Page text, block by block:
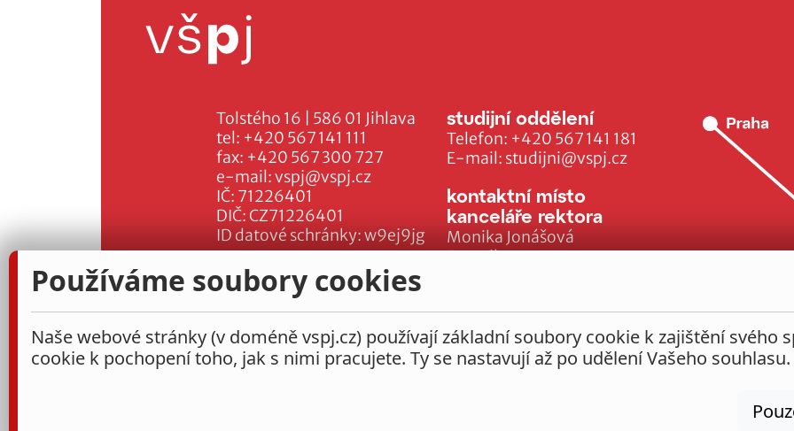
Tolstého 16 | 586 01 Jihlava
tel: +420 567 141 111
fax: +420 567 300 727
e-mail:vspj@vspj.cz
IČ: 71226401
DIČ: CZ71226401
ID datové schránky: w9ej9jg
studijní oddělení
Telefon: +420 567 141 181
E-mail: studijni@vspj.cz
kontaktní místo
kanceláře rektora
Monika Jonášová
E-mail:
Používáme soubory cookies
Naše webové stránky (v doméně vspj.cz) používají základní soubory cookie k zajištění
cookie k pochopení toho, jak s nimi pracujete. Ty se nastavují až po udělení Vašeho souhlasu.